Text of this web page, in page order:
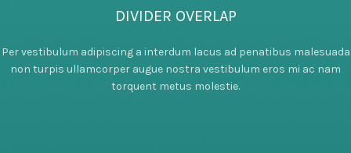
DIVIDER OVERLAP
Per vestibulum adipiscing a interdum lacus ad penatibus malesuada
non turpis ullamcorper augue nostra vestibulum eros mi ac nam
torquent metus molestie.